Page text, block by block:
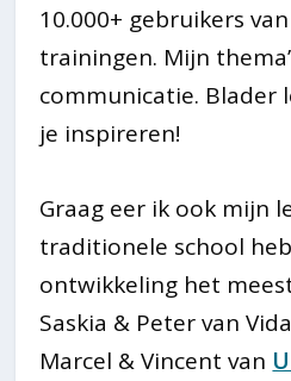
10.000+ gebruikers
trainingen. Mijn
communicatie. Blader
je inspireren!
Graag eer ik ook mijn
traditionele school
ontwikkeling het
Saskia & Peter van
Marcel & Vincent van